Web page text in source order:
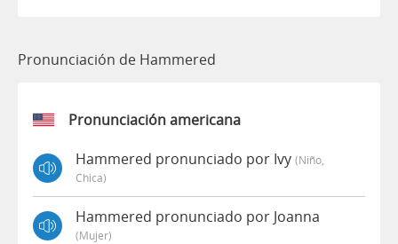
Pronunciación de Hammered
Pronunciación americana
Hammered pronunciado por Ivy (niño,
Chica)
Hammered pronunciado por Joanna
(mujer)